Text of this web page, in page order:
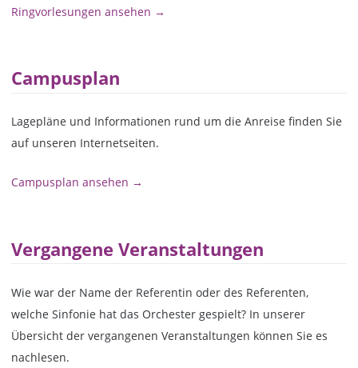
Ringvorlesungen ansehen →
Campusplan
Lagepläne und Informationen rund um die Anreise finden Sie
auf unseren Internetseiten.
Campusplan ansehen →
Vergangene Veranstaltungen
Wie war der Name der Referentin oder des Referenten,
welche Sinfonie hat das Orchester gespielt? In unserer
Übersicht der vergangenen Veranstaltungen können Sie es
nachlesen.